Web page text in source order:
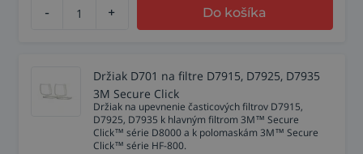
- + Do košíka
Držiak D701 na filtre D7915, D7925, D7935
3M Secure Click
Držiak na upevnenie časticových filtrov D7915,
D7925, D7935 k hlavným filtrom 3M™ Secure
Click™ série D8000 a k polomaskám 3M™ Secure
Click™ série HF-800.